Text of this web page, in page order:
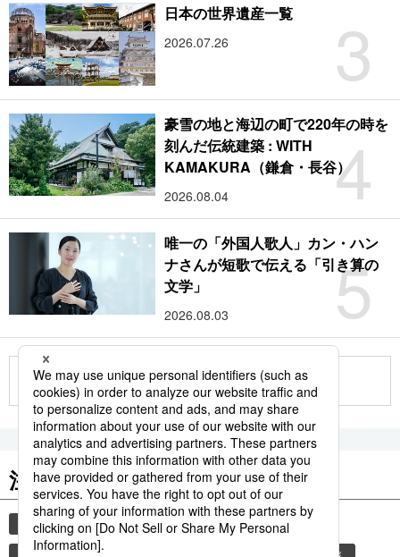
3
日本の世界遺産一覧
2026.07.26
4
豪雪の地と海辺の町で220年の時を
刻んだ伝統建築 : WITH
KAMAKURA（鎌倉・長谷）
2026.08.04
5
唯一の「外国人歌人」カン・ハン
ナさんが短歌で伝える「引き算の
文学」
2026.08.03
もっと見る
注目のキーワード
共同通信ニュース 時事通信ニュース
観光